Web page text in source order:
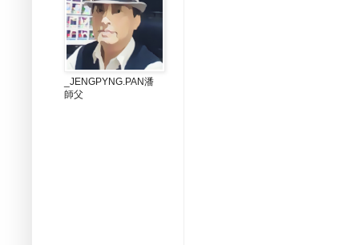
_JENGPYNG.PAN潘
師父